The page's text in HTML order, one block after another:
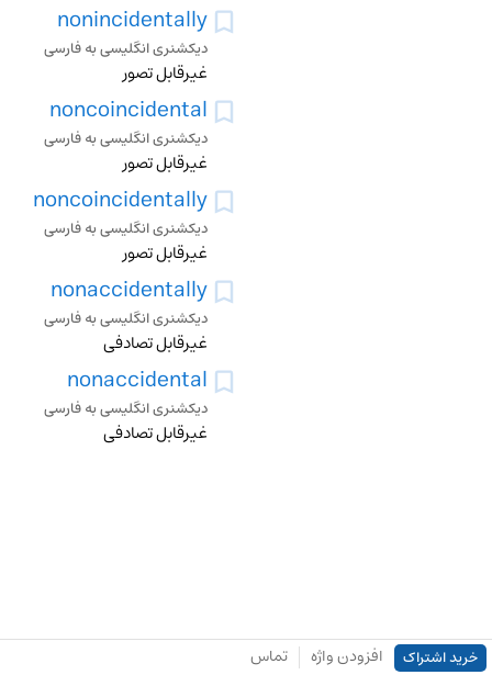
nonincidentally
دیکشنری انگلیسی به فارسی
غیرقابل تصور
noncoincidental
دیکشنری انگلیسی به فارسی
غیرقابل تصور
noncoincidentally
دیکشنری انگلیسی به فارسی
غیرقابل تصور
nonaccidentally
دیکشنری انگلیسی به فارسی
غیرقابل تصادفی
nonaccidental
دیکشنری انگلیسی به فارسی
غیرقابل تصادفی
خرید اشتراک افزودن واژه تماس